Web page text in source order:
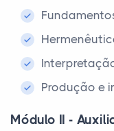
Produção e
Módulo II -